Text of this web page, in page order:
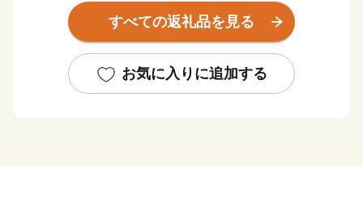
学と市内に大学が4校あり、3万人以上の大学生が市内に
通学している「学生のまち」。
商店が多い等、東大阪市にはたくさんの魅力がありま
すべての返礼品を見る
お気に入りに追加する